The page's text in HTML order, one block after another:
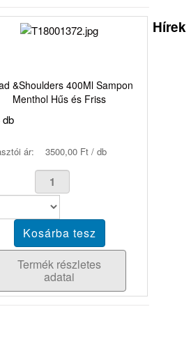
&Shoulders 400Ml Sampon
Menthol Hűs és Friss
ár: 3500,00 Ft / db
Termék részletes
adatai
Hírek